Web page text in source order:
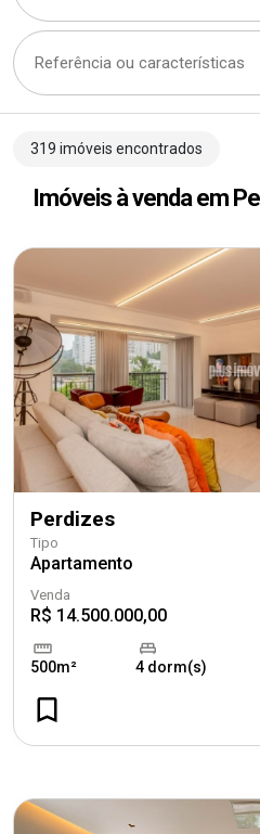
Trabalhe
319 imóveis encontrados
Imóveis à venda em
Perdizes
Tipo
Apartamento
Venda
R$ 14.500.000,00
500m² 4 dorm(s)